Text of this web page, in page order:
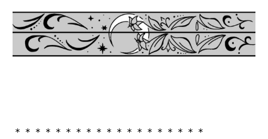
＊＊＊＊＊＊＊＊＊＊＊＊＊＊＊＊＊＊＊